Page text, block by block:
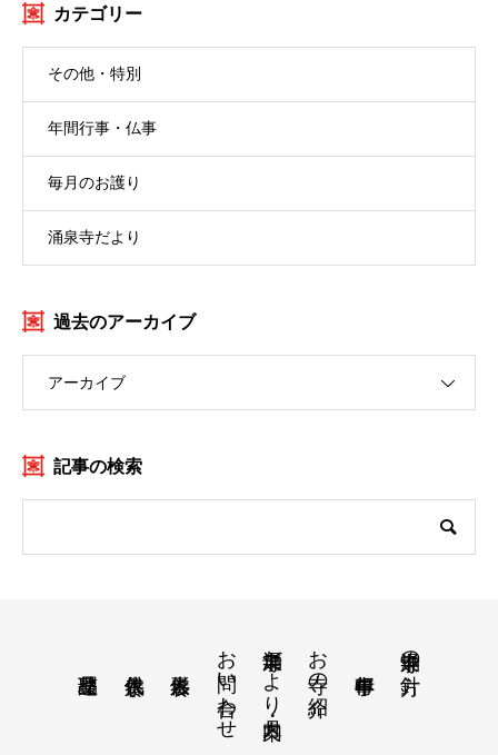
カテゴリー
その他・特別
年間行事・仏事
毎月のお護り
涌泉寺だより
過去のアーカイブ
アーカイブ
記事の検索
涌泉寺の方針
お寺の紹介
涌泉寺だより・月案内
お問い合わせ